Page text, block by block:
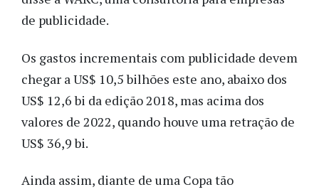
de publicidade.
Os gastos incrementais com publicidade devem
chegar a US$ 10,5 bilhões este ano, abaixo dos
US$ 12,6 bi da edição 2018, mas acima dos
valores de 2022, quando houve uma retração de
US$ 36,9 bi.
Ainda assim, diante de uma Copa tão